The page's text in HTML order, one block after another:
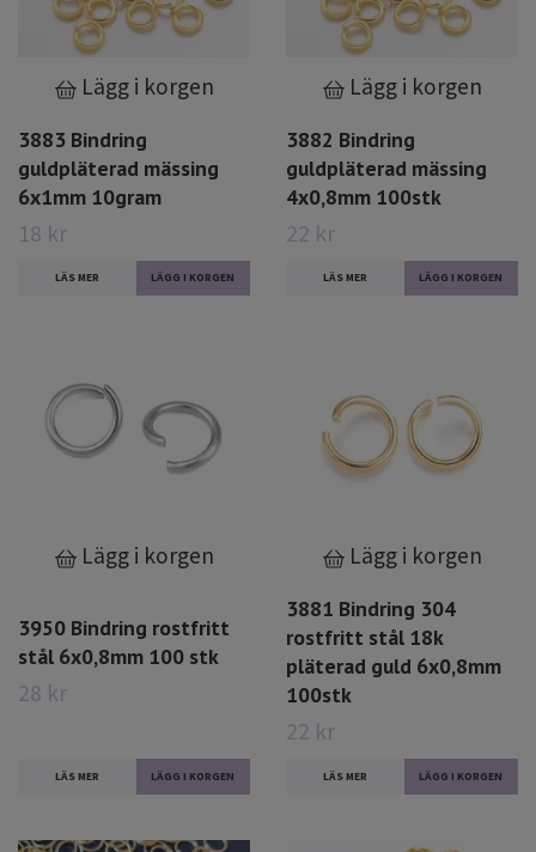
Lägg i korgen
3883 Bindring
guldpläterad mässing
6x1mm 10gram
18 kr
LÄS MER
Lägg i korgen
3882 Bindring
guldpläterad mässing
4x0,8mm 100stk
22 kr
LÄS MER
Lägg i korgen
3950 Bindring rostfritt
stål 6x0,8mm 100 stk
28 kr
LÄS MER
Lägg i korgen
3881 Bindring 304
rostfritt stål 18k
pläterad guld 6x0,8mm
100stk
22 kr
LÄS MER